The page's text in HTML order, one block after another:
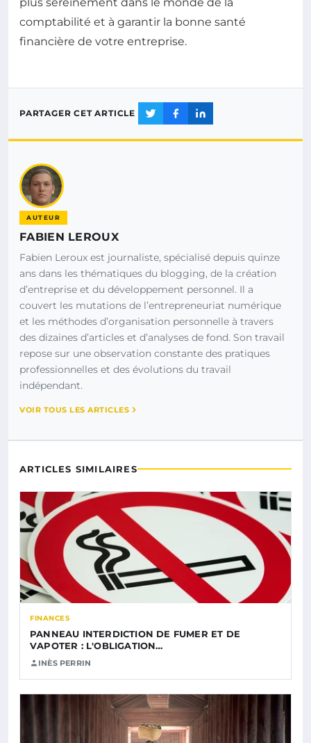
comptabilité et à garantir la bonne santé
financière de votre entreprise.
PARTAGER CET ARTICLE
AUTEUR
FABIEN LEROUX
Fabien Leroux est journaliste, spécialisé depuis quinze
ans dans les thématiques du blogging, de la création
d’entreprise et du développement personnel. Il a
couvert les mutations de l’entrepreneuriat numérique
et les méthodes d’organisation personnelle à travers
des dizaines d’articles et d’analyses de fond. Son travail
repose sur une observation constante des pratiques
professionnelles et des évolutions du travail
indépendant.
VOIR TOUS LES ARTICLES
ARTICLES SIMILAIRES
FINANCES
PANNEAU INTERDICTION DE FUMER ET DE
VAPOTER : L'OBLIGATION…
INÈS PERRIN